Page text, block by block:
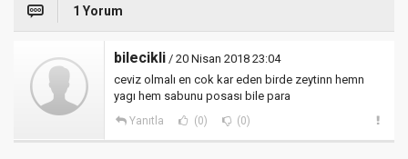
1 Yorum
bilecikli / 20 Nisan 2018 23:04
ceviz olmalı en cok kar eden birde zeytinn hemn
yagı hem sabunu posası bile para
Yanıtla (0) (0)